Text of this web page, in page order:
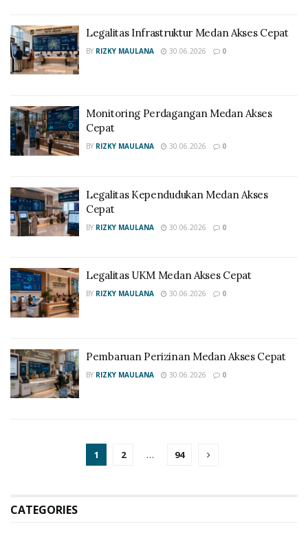
Legalitas Infrastruktur Medan Akses Cepat
BY RIZKY MAULANA 30.06.2026 0
Monitoring Perdagangan Medan Akses
Cepat
BY RIZKY MAULANA 30.06.2026 0
Legalitas Kependudukan Medan Akses
Cepat
BY RIZKY MAULANA 30.06.2026 0
Legalitas UKM Medan Akses Cepat
BY RIZKY MAULANA 30.06.2026 0
Pembaruan Perizinan Medan Akses Cepat
BY RIZKY MAULANA 30.06.2026 0
1 2 … 94
CATEGORIES